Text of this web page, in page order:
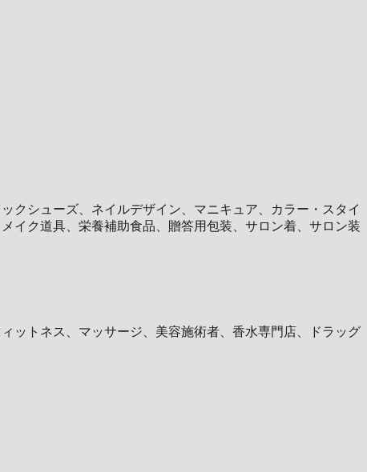
クシューズ、ネイルデザイン、マニキュア、カラー・スタイ
イク道具、栄養補助食品、贈答用包装、サロン着、サロン装
ットネス、マッサージ、美容施術者、香水専門店、ドラッグ